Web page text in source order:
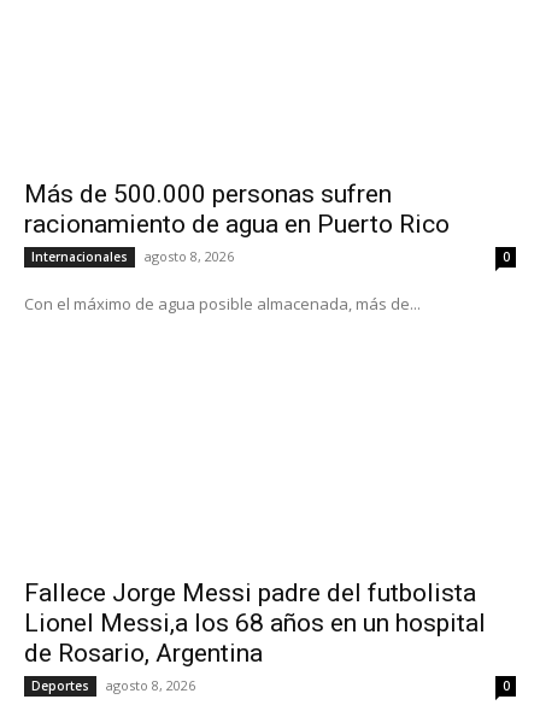
Más de 500.000 personas sufren
racionamiento de agua en Puerto Rico
Internacionales agosto 8, 2026 0
Con el máximo de agua posible almacenada, más de...
Fallece Jorge Messi padre del futbolista
Lionel Messi,a los 68 años en un hospital
de Rosario, Argentina
Deportes agosto 8, 2026 0